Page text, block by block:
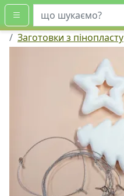
шукати
Заготовки з пінопласту